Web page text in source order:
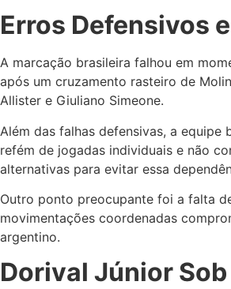
Erros Defensivos
A marcação brasileira falhou em
após um cruzamento rasteiro de
Allister e Giuliano Simeone.
Além das falhas defensivas, a
refém de jogadas individuais e não
alternativas para evitar essa
Outro ponto preocupante foi a falta
movimentações coordenadas
argentino.
Dorival Júnior